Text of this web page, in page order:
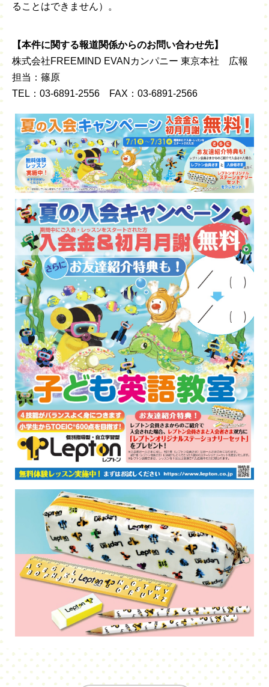
ることはできません）。
【本件に関する報道関係からのお問い合わせ先】
株式会社FREEMIND EVANカンパニー 東京本社 広報
担当：篠原
TEL：03-6891-2556 FAX：03-6891-2566